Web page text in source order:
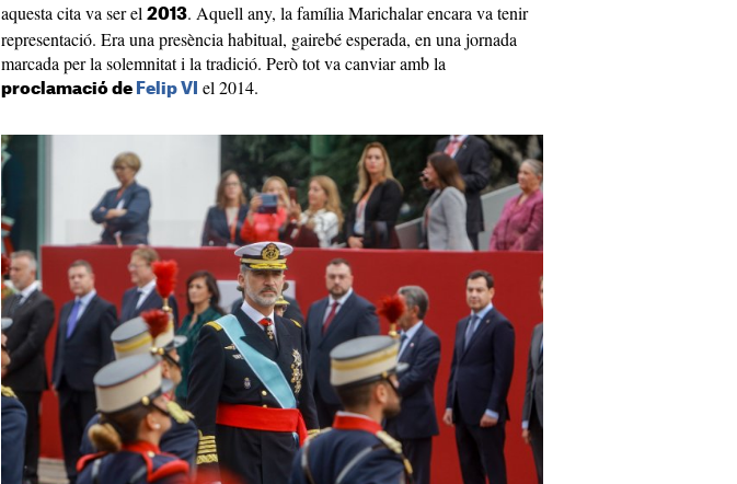
aquesta cita va ser el 2013. Aquell any, la família Marichalar encara va tenir
representació. Era una presència habitual, gairebé esperada, en una jornada
marcada per la solemnitat i la tradició. Però tot va canviar amb la
proclamació de Felip VI el 2014.